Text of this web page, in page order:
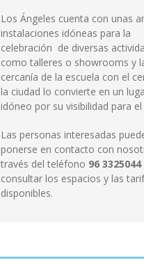
Los Ángeles cuenta con unas
instalaciones idóneas para la
celebración de diversas
como talleres o showrooms y
cercanía de la escuela con el
la ciudad lo convierte en un
idóneo por su visibilidad para el
Las personas interesadas
ponerse en contacto con
través del teléfono 96 3325044
consultar los espacios y las
disponibles.